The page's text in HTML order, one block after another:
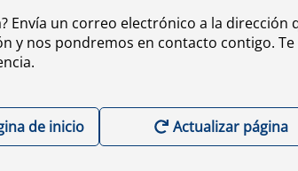
Envía un correo electrónico a la dirección
y nos pondremos en contacto contigo. Te
de inicio Actualizar página